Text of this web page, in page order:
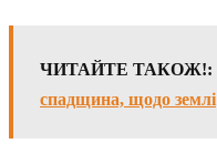
ЧИТАЙТЕ ТАКОЖ!:
спадщина, щодо землі